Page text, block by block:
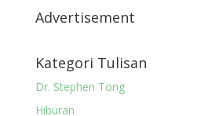
Advertisement
Kategori Tulisan
Dr. Stephen Tong
Hiburan